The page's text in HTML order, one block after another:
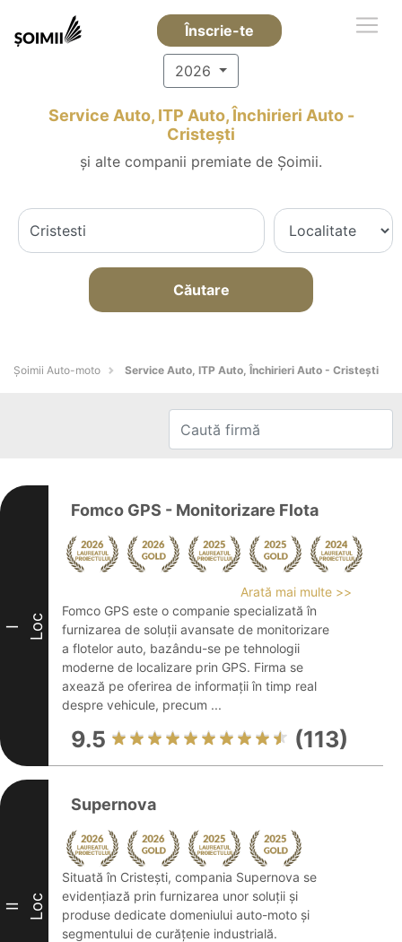
Înscrie-te
2026
Service Auto, ITP Auto, Închirieri Auto -
Cristeşti
și alte companii premiate de Șoimii.
Căutare
Șoimii Auto-moto Service Auto, ITP Auto, Închirieri Auto - Cristeşti
I Loc
Fomco GPS - Monitorizare Flota
Arată mai multe >>
Fomco GPS este o companie specializată în
furnizarea de soluții avansate de monitorizare
a flotelor auto, bazându-se pe tehnologii
moderne de localizare prin GPS. Firma se
axează pe oferirea de informații în timp real
despre vehicule, precum ...
9.5 (113)
II Loc
Supernova
Situată în Cristești, compania Supernova se
evidențiază prin furnizarea unor soluții și
produse dedicate domeniului auto-moto și
segmentului de curățenie industrială.